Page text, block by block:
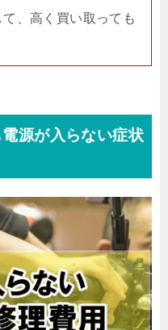
、高く買い取っても
源が入らない症状